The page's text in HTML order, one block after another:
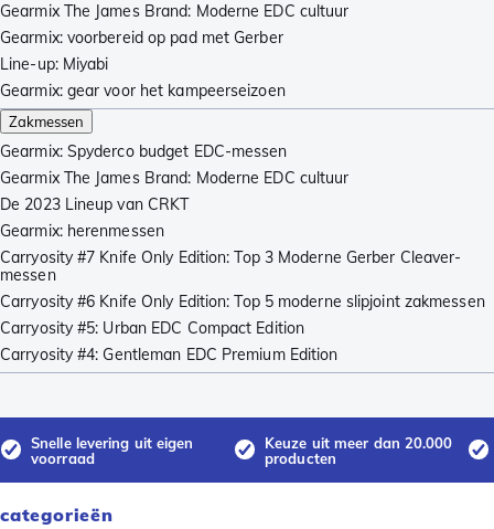
Gearmix The James Brand: Moderne EDC cultuur
Gearmix: voorbereid op pad met Gerber
Line-up: Miyabi
Gearmix: gear voor het kampeerseizoen
Zakmessen
Gearmix: Spyderco budget EDC-messen
Gearmix The James Brand: Moderne EDC cultuur
De 2023 Lineup van CRKT
Gearmix: herenmessen
Carryosity #7 Knife Only Edition: Top 3 Moderne Gerber Cleaver-
messen
Carryosity #6 Knife Only Edition: Top 5 moderne slipjoint zakmessen
Carryosity #5: Urban EDC Compact Edition
Carryosity #4: Gentleman EDC Premium Edition
Snelle levering uit eigen
voorraad
Keuze uit meer dan 20.000
producten
categorieën